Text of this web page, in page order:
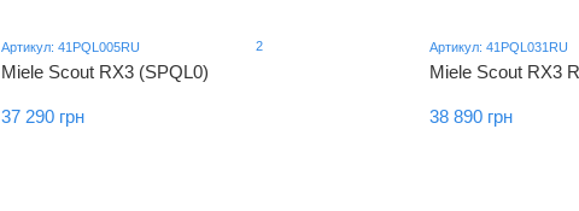
Артикул: 41PQL005RU 2
Miele Scout RX3 (SPQL0)
37 290 грн
Артикул: 41PQL031RU
Miele Scout RX3
38 890 грн